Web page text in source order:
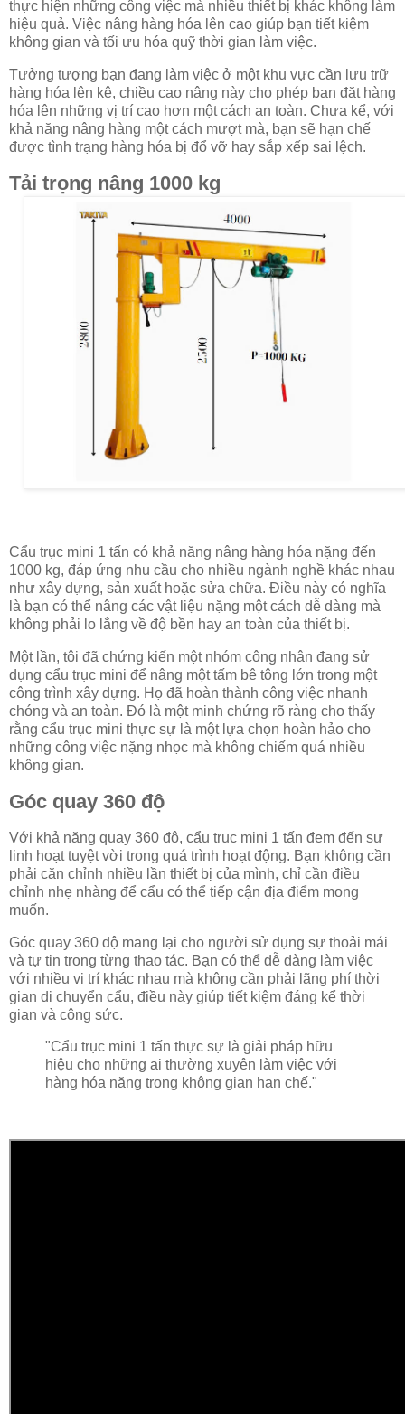
thực hiện những công việc mà nhiều thiết bị khác không làm
hiệu quả. Việc nâng hàng hóa lên cao giúp bạn tiết kiệm
không gian và tối ưu hóa quỹ thời gian làm việc.
Tưởng tượng bạn đang làm việc ở một khu vực cần lưu trữ
hàng hóa lên kệ, chiều cao nâng này cho phép bạn đặt hàng
hóa lên những vị trí cao hơn một cách an toàn. Chưa kể, với
khả năng nâng hàng một cách mượt mà, bạn sẽ hạn chế
được tình trạng hàng hóa bị đổ vỡ hay sắp xếp sai lệch.
Tải trọng nâng 1000 kg
Cẩu trục mini 1 tấn có khả năng nâng hàng hóa nặng đến
1000 kg, đáp ứng nhu cầu cho nhiều ngành nghề khác nhau
như xây dựng, sản xuất hoặc sửa chữa. Điều này có nghĩa
là bạn có thể nâng các vật liệu nặng một cách dễ dàng mà
không phải lo lắng về độ bền hay an toàn của thiết bị.
Một lần, tôi đã chứng kiến một nhóm công nhân đang sử
dụng cẩu trục mini để nâng một tấm bê tông lớn trong một
công trình xây dựng. Họ đã hoàn thành công việc nhanh
chóng và an toàn. Đó là một minh chứng rõ ràng cho thấy
rằng cẩu trục mini thực sự là một lựa chọn hoàn hảo cho
những công việc nặng nhọc mà không chiếm quá nhiều
không gian.
Góc quay 360 độ
Với khả năng quay 360 độ, cẩu trục mini 1 tấn đem đến sự
linh hoạt tuyệt vời trong quá trình hoạt động. Bạn không cần
phải căn chỉnh nhiều lần thiết bị của mình, chỉ cần điều
chỉnh nhẹ nhàng để cẩu có thể tiếp cận địa điểm mong
muốn.
Góc quay 360 độ mang lại cho người sử dụng sự thoải mái
và tự tin trong từng thao tác. Bạn có thể dễ dàng làm việc
với nhiều vị trí khác nhau mà không cần phải lãng phí thời
gian di chuyển cẩu, điều này giúp tiết kiệm đáng kể thời
gian và công sức.
"Cẩu trục mini 1 tấn thực sự là giải pháp hữu
hiệu cho những ai thường xuyên làm việc với
hàng hóa nặng trong không gian hạn chế."